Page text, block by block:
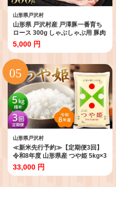
山形県戸沢村
山形県 戸沢村産 戸澤豚一番育ち
ロース 300g しゃぶしゃぶ用 豚肉
豚 肉 ポーク 国産 ブランド豚 冷凍
贈答用 贈り物 プレゼント 自宅用
家庭用 F7W-0043
5,000 円
山形県戸沢村
≪新米先行予約≫【定期便3回】
令和8年度 山形県産 つや姫 5kg×3
回 合計15kg 精米 お米 米 ご飯 ご
はん 白米 新米 ブランド米 銘柄米
コスパ 5キロ 贈答 贈り物 ギフト
33,000 円